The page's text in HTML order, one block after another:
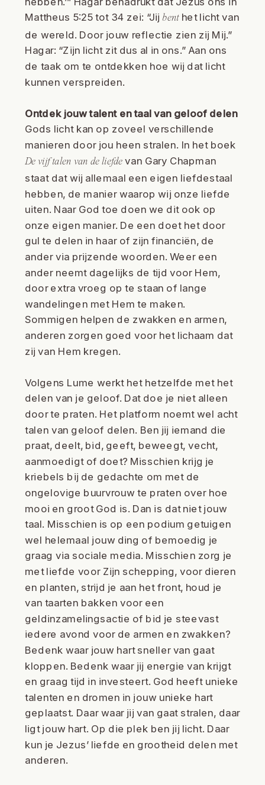
Mattheus 5:25 tot 34 zei: “Jijbenthet licht van
de wereld. Door jouw reflectie zien zij Mij.”
Hagar: “Zijn licht zit dus al in ons.” Aan ons
de taak om te ontdekken hoe wij dat licht
kunnen verspreiden.
Ontdek jouw talent en taal van geloof delen
Gods licht kan op zoveel verschillende
manieren door jou heen stralen. In het boek
De vijf talen van de liefde van Gary Chapman
staat dat wij allemaal een eigen liefdestaal
hebben, de manier waarop wij onze liefde
uiten. Naar God toe doen we dit ook op
onze eigen manier. De een doet het door
gul te delen in haar of zijn financiën, de
ander via prijzende woorden. Weer een
ander neemt dagelijks de tijd voor Hem,
door extra vroeg op te staan of lange
wandelingen met Hem te maken.
Sommigen helpen de zwakken en armen,
anderen zorgen goed voor het lichaam dat
zij van Hem kregen.
Volgens Lume werkt het hetzelfde met het
delen van je geloof. Dat doe je niet alleen
door te praten. Het platform noemt wel acht
talen van geloof delen. Ben jij iemand die
praat, deelt, bid, geeft, beweegt, vecht,
aanmoedigt of doet? Misschien krijg je
kriebels bij de gedachte om met de
ongelovige buurvrouw te praten over hoe
mooi en groot God is. Dan is dat niet jouw
taal. Misschien is op een podium getuigen
wel helemaal jouw ding of bemoedig je
graag via sociale media. Misschien zorg je
met liefde voor Zijn schepping, voor dieren
en planten, strijd je aan het front, houd je
van taarten bakken voor een
geldinzamelingsactie of bid je steevast
iedere avond voor de armen en zwakken?
Bedenk waar jouw hart sneller van gaat
kloppen. Bedenk waar jij energie van krijgt
en graag tijd in investeert. God heeft unieke
talenten en dromen in jouw unieke hart
geplaatst. Daar waar jij van gaat stralen, daar
ligt jouw hart. Op die plek ben jij licht. Daar
kun je Jezus’ liefde en grootheid delen met
anderen.